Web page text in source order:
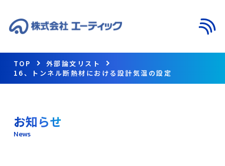
TOP
外部論文リスト
16、トンネル断熱材における設計気温の設定
お知らせ
News